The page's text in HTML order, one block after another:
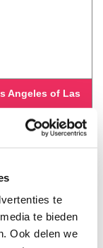
te
te bieden
Ook delen we
Angeles of Las
Inbegrepen:
Aantal mijlen